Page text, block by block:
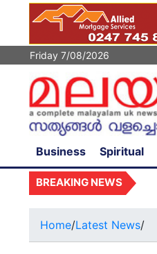
Friday 7/08/2026
Business Spiritual
BREAKING NEWS
Home/Latest News/